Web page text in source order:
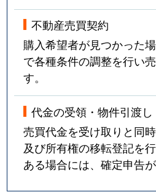
不動産売買契約
購入希望者が見つかった
で各種条件の調整を行い
す。
代金の受領・物件引渡し
売買代金を受け取りと同
及び所有権の移転登記を
ある場合には、確定申告